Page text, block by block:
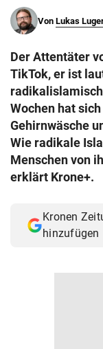
Von Lukas
Der Attentäter
TikTok, er ist
Wochen hat
Gehirnwäsche
Wie radikale
Menschen von
erklärt Krone+.
Kronen
hinzufügen